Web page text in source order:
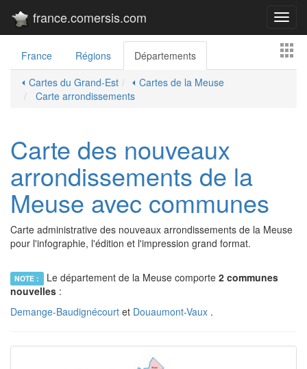
france.comersis.com
France Régions
Départements
⏴ Cartes du Grand-Est
⏴ Cartes de la Meuse
Carte arrondissements
Carte des nouveaux
arrondissements de la
Meuse avec communes
Carte administrative des nouveaux arrondissements de la Meuse
pour l'infographie, l'édition et l'impression grand format.
NOTE : Le département de la Meuse comporte 2 communes
nouvelles :
Demange-Baudignécourt et Douaumont-Vaux .